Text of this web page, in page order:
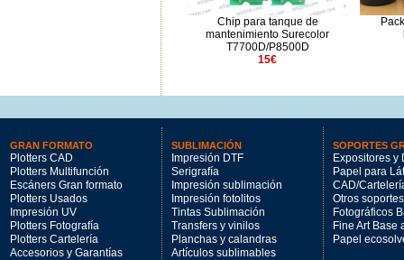
Chip Surecolor Px000 (T8042)
Chip para tanque de
mantenimiento Surecolor
T7700D/P8500D
15€
GRAN FORMATO
Plotters CAD
Plotters Multifunción
Escáners Gran formato
Plotters Usados
Impresión UV
Plotters Fotografía
Plotters Cartelería
Accesorios y Garantías
SUBLIMACIÓN
Impresión DTF
Serigrafía
Impresión sublimación
Impresión fotolitos
Tintas Sublimación
Transfers y vinilos
Planchas y calandras
Artículos sublimables
SOPORTES
Expositores y
Papel para
CAD/
Otros soportes
Fotográficos
Fine Art Base
Papel